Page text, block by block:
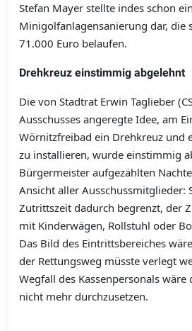
Stefan Mayer stellte indes schon
Minigolfanlagensanierung dar, die
71.000 Euro belaufen.
Drehkreuz einstimmig abgelehnt
Die von Stadtrat Erwin Taglieber
Ausschusses angeregte Idee, am
Wörnitzfreibad ein Drehkreuz und
zu installieren, wurde einstimmig
Bürgermeister aufgezählten
Ansicht aller Ausschussmitglieder:
Zutrittszeit dadurch begrenzt, der
mit Kinderwägen, Rollstuhl oder
Das Bild des Eintrittsbereiches
der Rettungsweg müsste verlegt
Wegfall des Kassenpersonals
nicht mehr durchzusetzen.